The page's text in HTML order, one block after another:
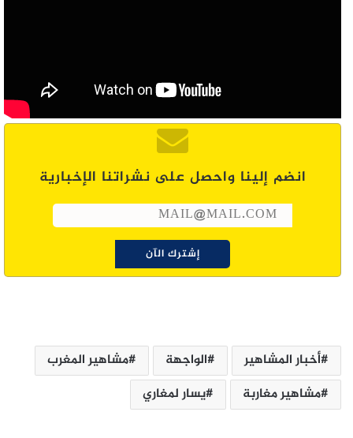
انضم إلينا واحصل على نشراتنا الإخبارية
أخبار المشاهير الواجهة
مشاهير المغرب
مشاهير مغاربة
يسار لمغاري